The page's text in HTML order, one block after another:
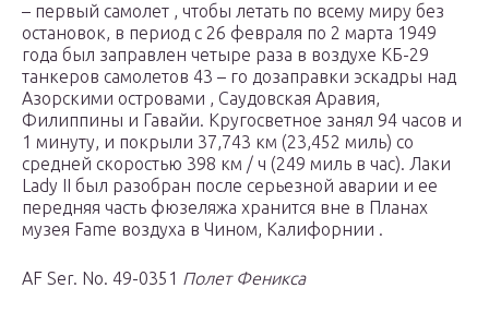
– первый самолет , чтобы летать по всему миру без
остановок, в период с 26 февраля по 2 марта 1949
года был заправлен четыре раза в воздухе КБ-29
танкеров самолетов 43 – го дозаправки эскадры над
Азорскими островами , Саудовская Аравия,
Филиппины и Гавайи. Кругосветное занял 94 часов и
1 минуту, и покрыли 37,743 км (23,452 миль) со
средней скоростью 398 км / ч (249 миль в час). Лаки
Lady II был разобран после серьезной аварии и ее
передняя часть фюзеляжа хранится вне в Планах
музея Fame воздуха в Чином, Калифорнии .
AF Ser. No. 49-0351 Полет Феникса